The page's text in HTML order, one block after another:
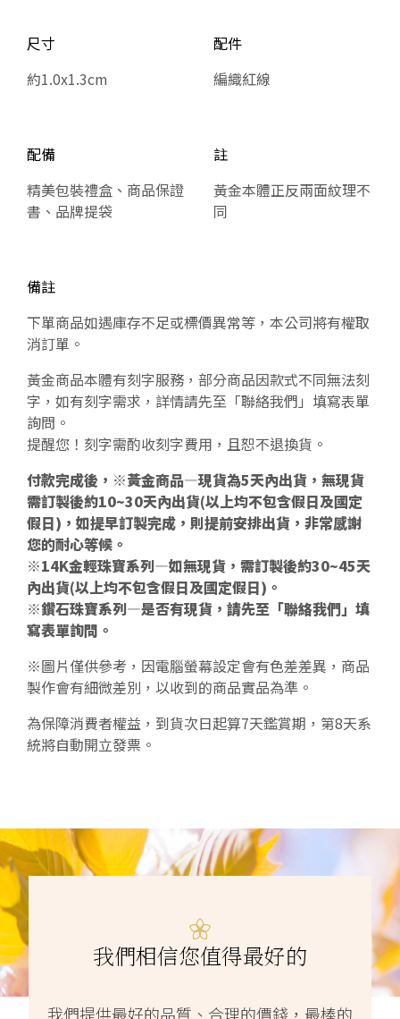
尺寸
約1.0x1.3cm
配件
編織紅線
配備
精美包裝禮盒、商品保證
書、品牌提袋
註
黃金本體正反兩面紋理不
同
備註
下單商品如遇庫存不足或標價異常等，本公司將有權取
消訂單。
黃金商品本體有刻字服務，部分商品因款式不同無法刻
字，如有刻字需求，詳情請先至「聯絡我們」填寫表單
詢問。
提醒您！刻字需酌收刻字費用，且恕不退換貨。
付款完成後，※黃金商品—現貨為5天內出貨，無現貨
需訂製後約10~30天內出貨(以上均不包含假日及國定
假日)，如提早訂製完成，則提前安排出貨，非常感謝
您的耐心等候。
※14K金輕珠寶系列—如無現貨，需訂製後約30~45天
內出貨(以上均不包含假日及國定假日)。
※鑽石珠寶系列—是否有現貨，請先至「聯絡我們」填
寫表單詢問。
※圖片僅供參考，因電腦螢幕設定會有色差差異，商品
製作會有細微差別，以收到的商品實品為準。
為保障消費者權益，到貨次日起算7天鑑賞期，第8天系
統將自動開立發票。
我們相信您值得最好的
我們提供最好的品質、合理的價錢，最棒的